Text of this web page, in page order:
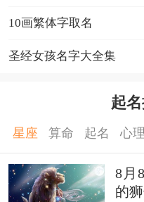
10画繁体字取名
圣经女孩名字大全集
起
星座 算命 起名 心
8月
的